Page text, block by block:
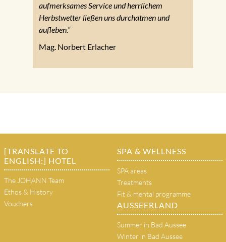
aufmerksames Service und herrlichem
Herbstwetter ließen uns durchatmen und
aufleben.“
Mag. Norbert Erlacher
[TRANSLATE TO
ENGLISH:] HOTEL
The JOHANN Team
Ethos & History
Vouchers
SPA & WELLNESS
SPA areas
Treatments
Fit & mental programme
AUSSEERLAND
Summer in Bad Aussee
Winter in Bad Aussee